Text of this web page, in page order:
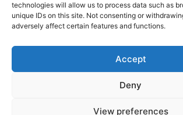
technologies will allow us to process data such as
unique IDs on this site. Not consenting or
adversely affect certain features and functions.
Accept
Deny
View preferences
ORARIO ESTIVO LUGLIO E AGOSTO
FERIALI 8:30-13:00 / 15:00-19:00
FESTIVI 8:30-12:30